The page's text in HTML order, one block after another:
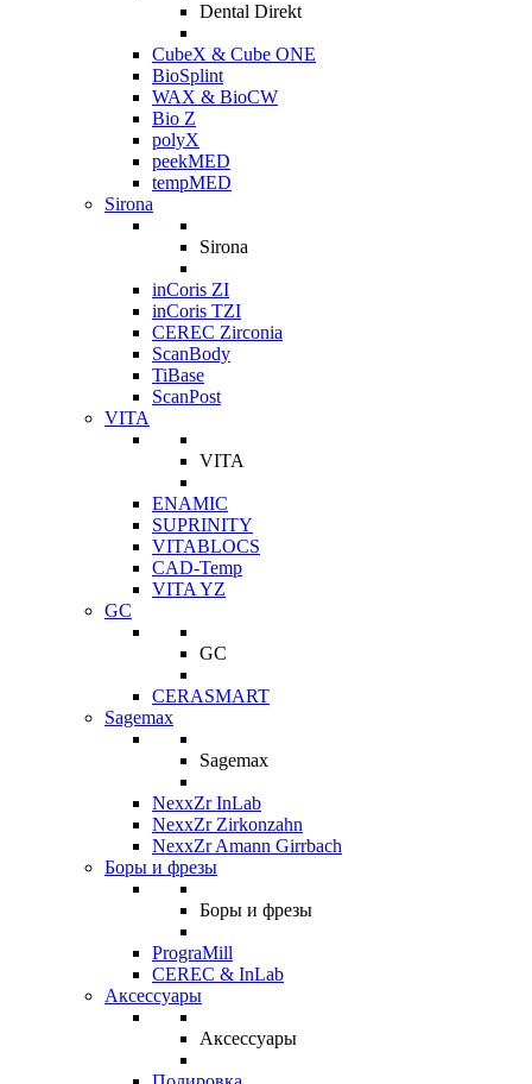
Dental Direkt
CubeX & Cube ONE
BioSplint
WAX & BioCW
Bio Z
polyX
peekMED
tempMED
Sirona
Sirona
inCoris ZI
inCoris TZI
CEREC Zirconia
ScanBody
TiBase
ScanPost
VITA
VITA
ENAMIC
SUPRINITY
VITABLOCS
CAD-Temp
VITA YZ
GC
GC
CERASMART
Sagemax
Sagemax
NexxZr InLab
NexxZr Zirkonzahn
NexxZr Amann Girrbach
Боры и фрезы
Боры и фрезы
PrograMill
CEREC & InLab
Аксессуары
Аксессуары